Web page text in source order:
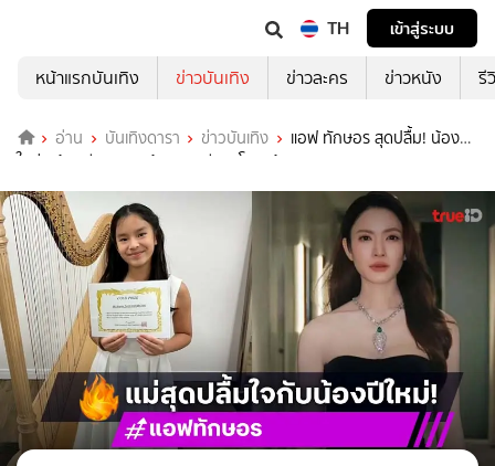
TH
เข้าสู่ระบบ
หน้าแรกบันเทิง
ข่าวบันเทิง ข่าวละคร ข่าวหนัง รี
อ่าน บันเทิงดารา ข่าวบันเทิง
แอฟ ทักษอร สุดปลื้ม! น้องปี
ใหม่ คว้าเหรียญทองด้านดนตรีจากโอซาก้า